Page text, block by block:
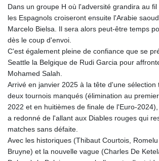
Dans un groupe H où l'adversité grandira au fil
les Espagnols croiseront ensuite l'Arabie
Marcelo Bielsa. Il sera alors peut-être temps
dès le coup d'envoi.
C'est également pleine de confiance que se
Seattle la Belgique de Rudi Garcia pour
Mohamed Salah.
Arrivé en janvier 2025 à la tête d'une sélection
deux tournois manqués (élimination au
2022 et en huitièmes de finale de l'Euro-
a redonné de l'allant aux Diables rouges qui
matches sans défaite.
Avec les historiques (Thibaut Courtois,
Bruyne) et la nouvelle vague (Charles De